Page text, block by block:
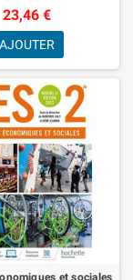
23,46 €
AJOUTER